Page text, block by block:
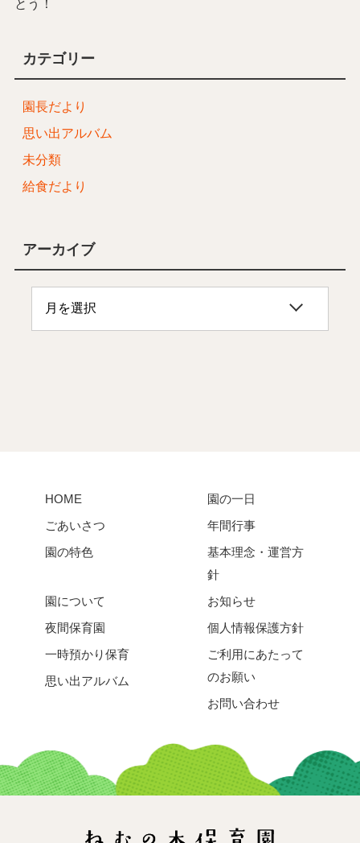
とう！
カテゴリー
園長だより
思い出アルバム
未分類
給食だより
アーカイブ
HOME
ごあいさつ
園の特色
園の一日
年間行事
基本理念・運営方
針
園について
夜間保育園
一時預かり保育
思い出アルバム
お知らせ
個人情報保護方針
ご利用にあたって
のお願い
お問い合わせ